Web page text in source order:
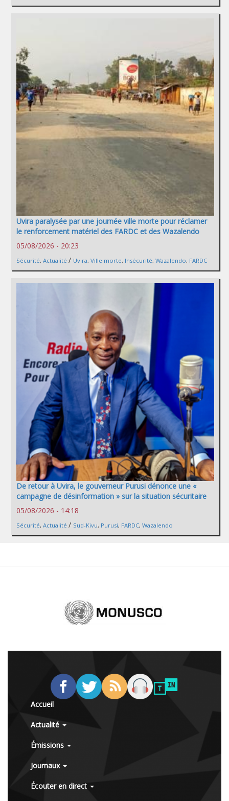
Uvira paralysée par une journée ville morte pour réclamer
le renforcement matériel des FARDC et des Wazalendo
05/08/2026 - 20:23
Sécurité, Actualité / Uvira, Ville morte, Insécurité, Wazalendo, FARDC
De retour à Uvira, le gouverneur Purusi dénonce une «
campagne de désinformation » sur la situation sécuritaire
05/08/2026 - 14:18
Sécurité, Actualité / Sud-Kivu, Purusi, FARDC, Wazalendo
Accueil
Actualité
Émissions
Journaux
Écouter en direct